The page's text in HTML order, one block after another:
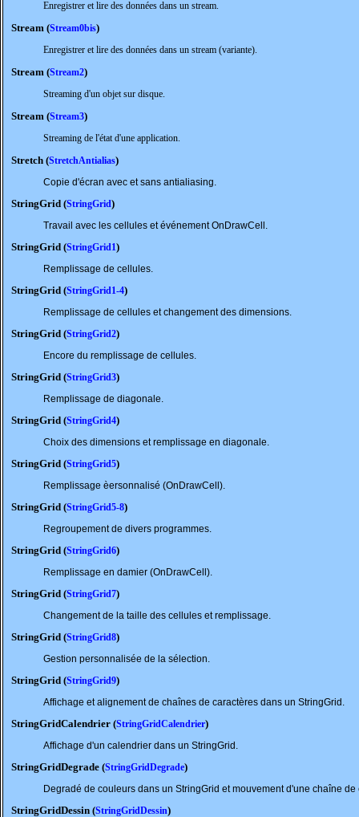
Enregistrer et lire des données dans un stream.
Stream (Stream0bis)
Enregistrer et lire des données dans un stream (variante).
Stream (Stream2)
Streaming d'un objet sur disque.
Stream (Stream3)
Streaming de l'état d'une application.
Stretch (StretchAntialias)
Copie d'écran avec et sans antialiasing.
StringGrid (StringGrid)
Travail avec les cellules et événement OnDrawCell.
StringGrid (StringGrid1)
Remplissage de cellules.
StringGrid (StringGrid1-4)
Remplissage de cellules et changement des dimensions.
StringGrid (StringGrid2)
Encore du remplissage de cellules.
StringGrid (StringGrid3)
Remplissage de diagonale.
StringGrid (StringGrid4)
Choix des dimensions et remplissage en diagonale.
StringGrid (StringGrid5)
Remplissage èersonnalisé (OnDrawCell).
StringGrid (StringGrid5-8)
Regroupement de divers programmes.
StringGrid (StringGrid6)
Remplissage en damier (OnDrawCell).
StringGrid (StringGrid7)
Changement de la taille des cellules et remplissage.
StringGrid (StringGrid8)
Gestion personnalisée de la sélection.
StringGrid (StringGrid9)
Affichage et alignement de chaînes de caractères dans un StringGrid.
StringGridCalendrier (StringGridCalendrier)
Affichage d'un calendrier dans un StringGrid.
StringGridDegrade (StringGridDegrade)
Degradé de couleurs dans un StringGrid et mouvement d'une chaîne de
StringGridDessin (StringGridDessin)